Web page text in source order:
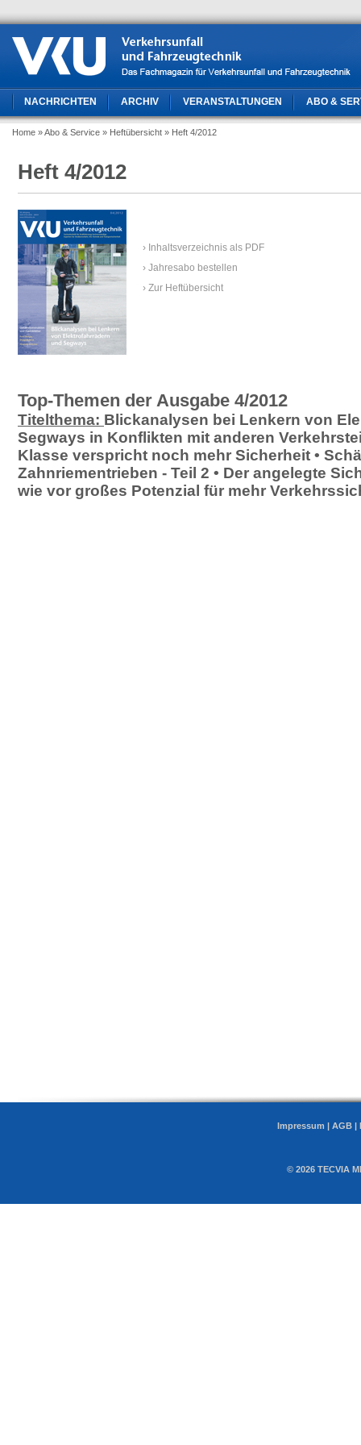
NACHRICHTEN ARCHIV VERANSTALTUNGEN ABO &
Home » Abo & Service » Heftübersicht » Heft 4/2012
Heft 4/2012
› Inhaltsverzeichnis als PDF
› Jahresabo bestellen
› Zur Heftübersicht
Top-Themen der Ausgabe 4/2012
Titelthema: Blickanalysen bei Lenkern von
Segways in Konflikten mit anderen
Klasse verspricht noch mehr Sicherheit •
Zahnriementrieben - Teil 2 • Der angelegte
wie vor großes Potenzial für mehr
Impressum | AGB |
© 2026 TECVIA